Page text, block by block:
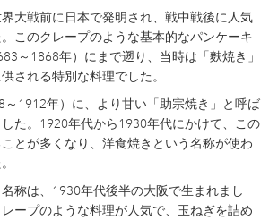
大戦前に日本で発明され、戦中戦後に人気
このクレープのような基本的なパンケーキ
～1868年）にまで遡り、当時は「麩焼き」
される特別な料理でした。
～1912年）に、より甘い「助宗焼き」と呼ば
た。1920年代から1930年代にかけて、この
とが多くなり、洋食焼きという名称が使わ
名称は、1930年代後半の大阪で生まれまし
ープのような料理が人気で、玉ねぎを詰め